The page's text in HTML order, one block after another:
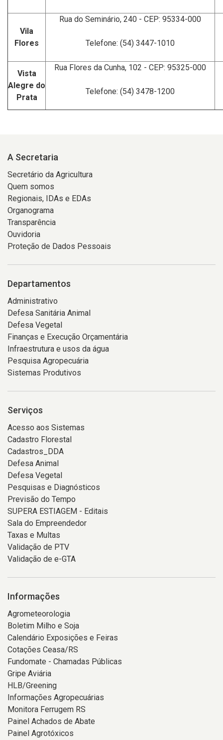
Vila
Flores
Rua do Seminário, 240 - CEP: 95334-000
Telefone: (54) 3447-1010
Vista
Alegre do
Prata
Rua Flores da Cunha, 102 - CEP: 95325-000
Telefone: (54) 3478-1200
A Secretaria
Secretário da Agricultura
Quem somos
Regionais, IDAs e EDAs
Organograma
Transparência
Ouvidoria
Proteção de Dados Pessoais
Departamentos
Administrativo
Defesa Sanitária Animal
Defesa Vegetal
Finanças e Execução Orçamentária
Infraestrutura e usos da água
Pesquisa Agropecuária
Sistemas Produtivos
Serviços
Acesso aos Sistemas
Cadastro Florestal
Cadastros_DDA
Defesa Animal
Defesa Vegetal
Pesquisas e Diagnósticos
Previsão do Tempo
SUPERA ESTIAGEM - Editais
Sala do Empreendedor
Taxas e Multas
Validação de PTV
Validação de e-GTA
Informações
Agrometeorologia
Boletim Milho e Soja
Calendário Exposições e Feiras
Cotações Ceasa/RS
Fundomate - Chamadas Públicas
Gripe Aviária
HLB/Greening
Informações Agropecuárias
Monitora Ferrugem RS
Painel Achados de Abate
Painel Agrotóxicos